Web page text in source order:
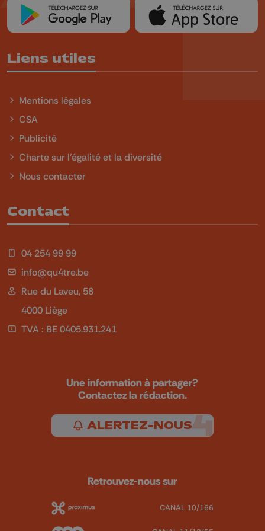
Liens utiles
Mentions légales
CSA
Publicité
Charte sur l'égalité et la diversité
Nous contacter
Contact
04 254 99 99
info@qu4tre.be
Rue du Laveu, 58
4000 Liège
TVA : BE 0405.931.241
Une information à partager?
Contactez la rédaction.
ALERTEZ-NOUS
Retrouvez-nous sur
CANAL 10/166